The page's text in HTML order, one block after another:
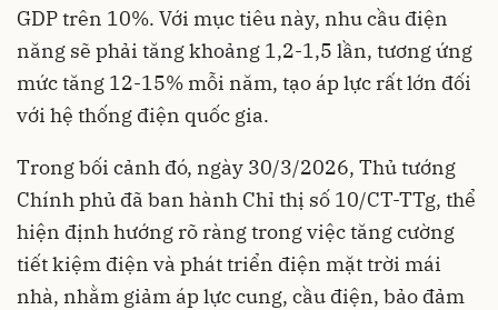
GDP trên 10%. Với mục tiêu này, nhu cầu điện
năng sẽ phải tăng khoảng 1,2-1,5 lần, tương ứng
mức tăng 12-15% mỗi năm, tạo áp lực rất lớn đối
với hệ thống điện quốc gia.
Trong bối cảnh đó, ngày 30/3/2026, Thủ tướng
Chính phủ đã ban hành Chỉ thị số 10/CT-TTg, thể
hiện định hướng rõ ràng trong việc tăng cường
tiết kiệm điện và phát triển điện mặt trời mái
nhà, nhằm giảm áp lực cung, cầu điện, bảo đảm